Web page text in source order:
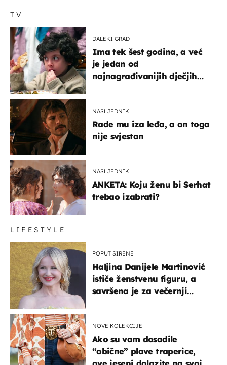
TV
DALEKI GRAD
Ima tek šest godina, a već
je jedan od
najnagrađivanijih dječjih
NASLJEDNIK
Rade mu iza leđa, a on toga
nije svjestan
NASLJEDNIK
ANKETA: Koju ženu bi Serhat
trebao izabrati?
LIFESTYLE
POPUT SIRENE
Haljina Danijele Martinović
ističe ženstvenu figuru, a
savršena je za večernji
NOVE KOLEKCIJE
Ako su vam dosadile
“obične” plave traperice,